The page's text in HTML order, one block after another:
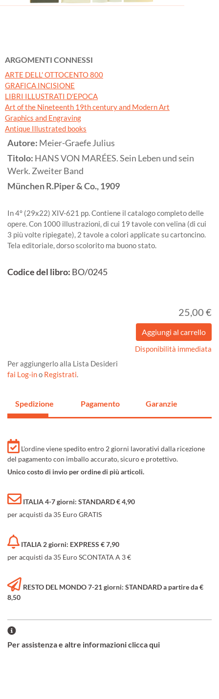
ARGOMENTI CONNESSI
ARTE DELL' OTTOCENTO 800
GRAFICA INCISIONE
LIBRI ILLUSTRATI D'EPOCA
Art of the Nineteenth 19th century and Modern Art
Graphics and Engraving
Antique Illustrated books
Autore: Meier-Graefe Julius
Titolo: HANS VON MARÉES. Sein Leben und sein
Werk. Zweiter Band
MünchenR.Piper & Co.,1909
In 4° (29x22) XIV-621 pp. Contiene il catalogo completo delle
opere. Con 1000 illustrazioni, di cui 19 tavole con velina (di cui
3 più volte ripiegate), 2 tavole a colori applicate su cartoncino.
Tela editoriale, dorso scolorito ma buono stato.
Codice del libro: BO/0245
25,00 €
Disponibilità immediata
Per aggiungerlo alla Lista Desideri
fai Log-ino Registrati.
Spedizione Pagamento Garanzie
L'ordine viene spedito entro 2 giorni lavorativi dalla ricezione
del pagamento con imballo accurato, sicuro e protettivo.
Unico costo di invio per ordine di più articoli.
ITALIA 4-7 giorni: STANDARD € 4,90
per acquisti da 35 Euro GRATIS
ITALIA 2 giorni: EXPRESS € 7,90
per acquisti da 35 Euro SCONTATA A 3 €
RESTO DEL MONDO 7-21 giorni: STANDARD a partire da €
8,50
Per assistenza e altre informazioni clicca qui